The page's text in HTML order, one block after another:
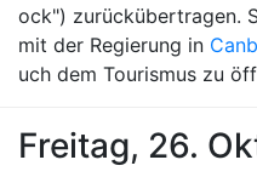
ock") zurückübertragen.
mit der Regierung in
uch dem Tourismus zu
Freitag, 26.